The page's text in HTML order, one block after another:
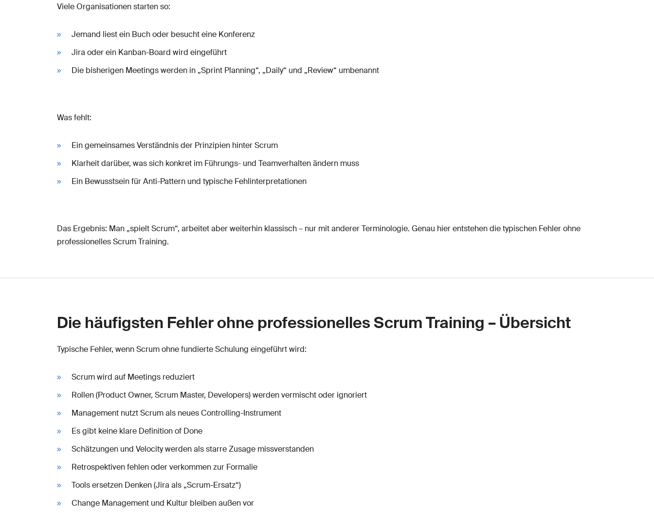
Viele Organisationen starten so:
Jemand liest ein Buch oder besucht eine Konferenz
Jira oder ein Kanban-Board wird eingeführt
Die bisherigen Meetings werden in „Sprint Planning“, „Daily“ und „Review“ umbenannt
Was fehlt:
Ein gemeinsames Verständnis der Prinzipien hinter Scrum
Klarheit darüber, was sich konkret im Führungs- und Teamverhalten ändern muss
Ein Bewusstsein für Anti-Pattern und typische Fehlinterpretationen
Das Ergebnis: Man „spielt Scrum“, arbeitet aber weiterhin klassisch – nur mit anderer Terminologie. Genau hier entstehen die typischen Fehler ohne
professionelles Scrum Training.
Die häufigsten Fehler ohne professionelles Scrum Training – Übersicht
Typische Fehler, wenn Scrum ohne fundierte Schulung eingeführt wird:
Scrum wird auf Meetings reduziert
Rollen (Product Owner, Scrum Master, Developers) werden vermischt oder ignoriert
Management nutzt Scrum als neues Controlling-Instrument
Es gibt keine klare Definition of Done
Schätzungen und Velocity werden als starre Zusage missverstanden
Retrospektiven fehlen oder verkommen zur Formalie
Tools ersetzen Denken (Jira als „Scrum-Ersatz“)
Change Management und Kultur bleiben außen vor